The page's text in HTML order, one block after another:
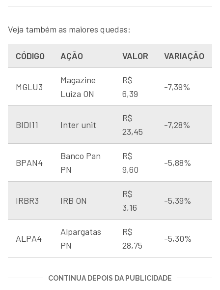
Veja também as maiores quedas:
CÓDIGO AÇÃO VALOR VARIAÇÃO
MGLU3
Magazine
Luiza ON
R$
6,39
-7,39%
BIDI11 Inter unit
R$
23,45
-7,28%
BPAN4
Banco Pan
PN
R$
9,60
-5,88%
IRBR3 IRB ON
R$
3,16
-5,39%
ALPA4
Alpargatas
PN
R$
28,75
-5,30%
CONTINUA DEPOIS DA PUBLICIDADE